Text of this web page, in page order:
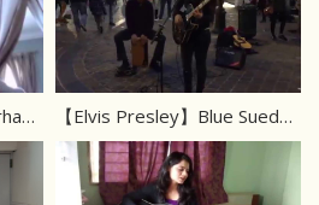
Ibu Haddad Alwi feat Farhan カバー 【Elvis Presley】Blue Suede Shoesカバー 海外ストリート弾き語り